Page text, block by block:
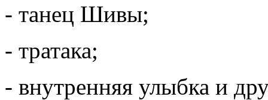
- танец Шивы;
- тратака;
- внутренняя улыбка и